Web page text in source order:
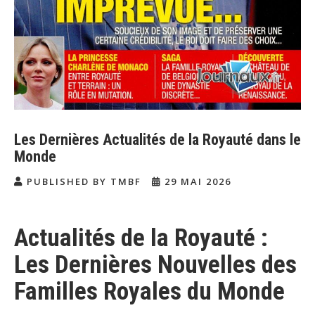
Les Dernières Actualités de la Royauté dans le
Monde
PUBLISHED BY TMBF 29 MAI 2026
Actualités de la Royauté :
Les Dernières Nouvelles des
Familles Royales du Monde